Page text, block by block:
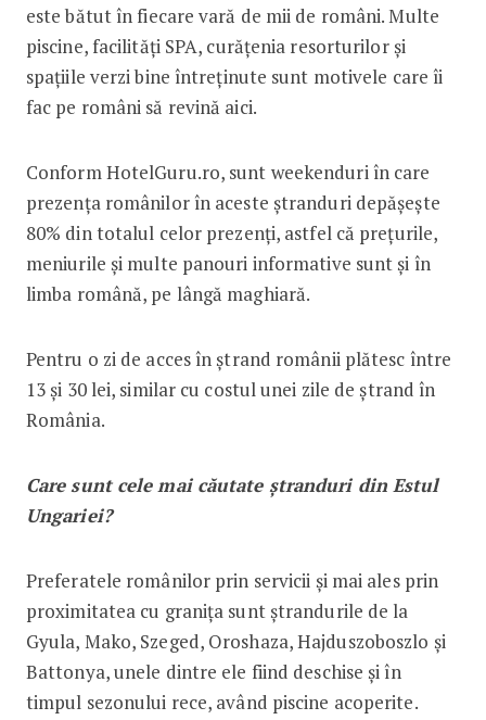
este bătut în fiecare vară de mii de români. Multe
piscine, facilități SPA, curățenia resorturilor și
spațiile verzi bine întreținute sunt motivele care îi
fac pe români să revină aici.
Conform HotelGuru.ro, sunt weekenduri în care
prezența românilor în aceste ștranduri depășește
80% din totalul celor prezenți, astfel că prețurile,
meniurile și multe panouri informative sunt și în
limba română, pe lângă maghiară.
Pentru o zi de acces în ștrand românii plătesc între
13 și 30 lei, similar cu costul unei zile de ștrand în
România.
Care sunt cele mai căutate ștranduri din Estul
Ungariei?
Preferatele românilor prin servicii și mai ales prin
proximitatea cu granița sunt ștrandurile de la
Gyula, Mako, Szeged, Oroshaza, Hajduszoboszlo şi
Battonya, unele dintre ele fiind deschise și în
timpul sezonului rece, având piscine acoperite.